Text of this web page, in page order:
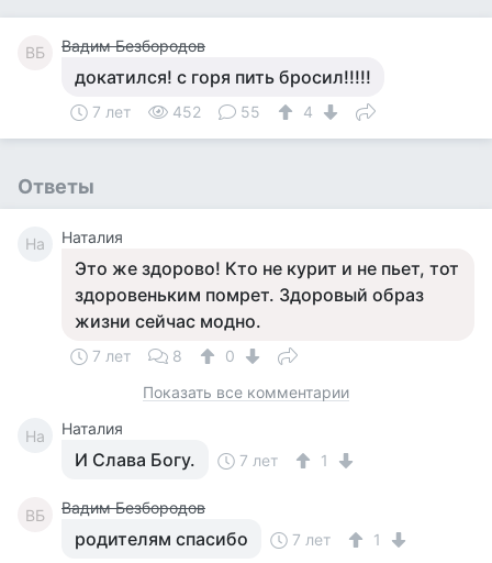
ВБ Вадим Безбородов
докатился! с горя пить бросил!!!!!
7 лет 452 55 4
Ответы
На Наталия
Это же здорово! Кто не курит и не пьет, тот
здоровеньким помрет. Здоровый образ
жизни сейчас модно.
7 лет 8
0
Показать все комментарии
На Наталия
И Слава Богу. 7 лет 1
ВБ Вадим Безбородов
родителям спасибо 7 лет 1